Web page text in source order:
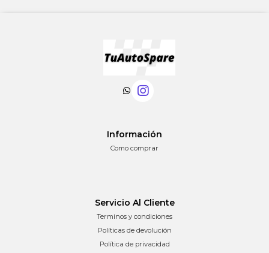
Información
Como comprar
Servicio Al Cliente
Terminos y condiciones
Políticas de devolución
Política de privacidad